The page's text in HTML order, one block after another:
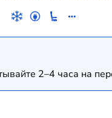
2–4 часа на